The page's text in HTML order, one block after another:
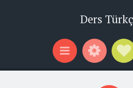
Ders
Menu Widgets